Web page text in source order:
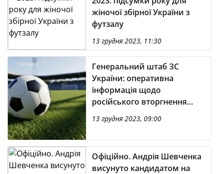
жіночої збірної України з
футзалу
13 грудня 2023, 11:30
Генеральний штаб ЗС
України: оперативна
інформація щодо
російського вторгнення
(станом на 6:00 13.12.2023)
13 грудня 2023, 09:00
Офіційно. Андрія Шевченка
висунуто кандидатом на